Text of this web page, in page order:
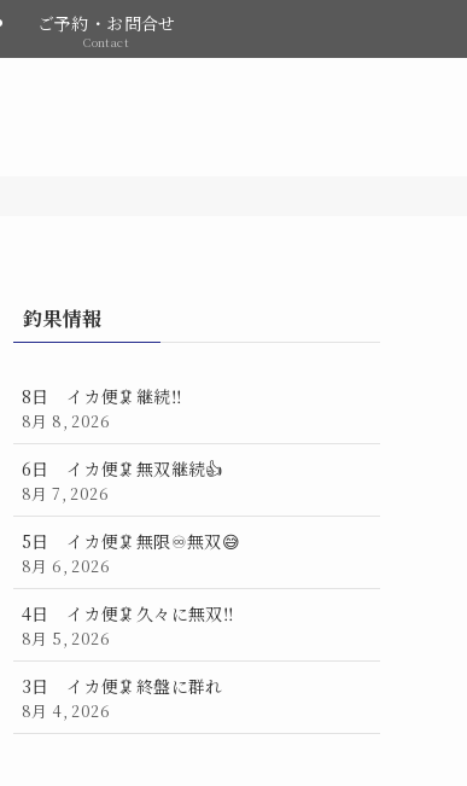
ご予約・お問合せ
Contact
釣果情報
8日 イカ便🦑継続‼️
8月 8, 2026
6日 イカ便🦑無双継続👍
8月 7, 2026
5日 イカ便🦑無限♾️無双😅
8月 6, 2026
4日 イカ便🦑久々に無双‼️
8月 5, 2026
3日 イカ便🦑終盤に群れ
8月 4, 2026